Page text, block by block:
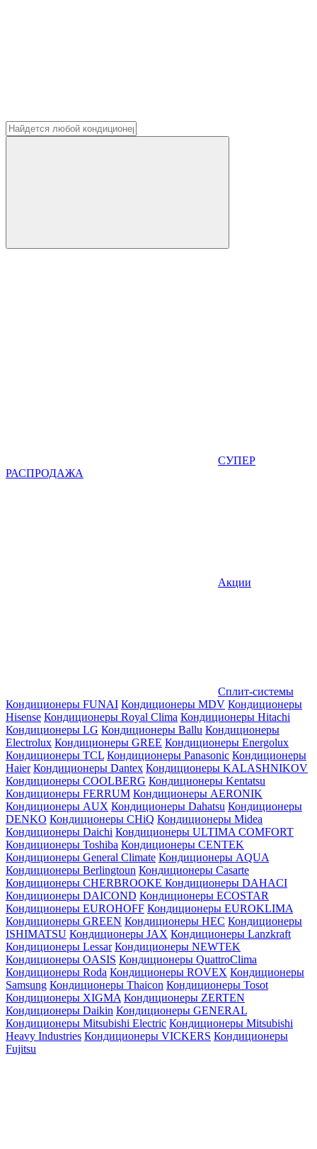
СУПЕР
РАСПРОДАЖА
Акции
Сплит-системы
Кондиционеры FUNAI Кондиционеры MDV Кондиционеры
Hisense Кондиционеры Royal Clima Кондиционеры Hitachi
Кондиционеры LG Кондиционеры Ballu Кондиционеры
Electrolux Кондиционеры GREE Кондиционеры Energolux
Кондиционеры TCL Кондиционеры Panasonic Кондиционеры
Haier Кондиционеры Dantex Кондиционеры KALASHNIKOV
Кондиционеры СOOLBERG Кондиционеры Kentatsu
Кондиционеры FERRUM Кондиционеры AERONIK
Кондиционеры AUX Кондиционеры Dahatsu Кондиционеры
DENKO Кондиционеры CHiQ Кондиционеры Midea
Кондиционеры Daichi Кондиционеры ULTIMA COMFORT
Кондиционеры Toshiba Кондиционеры CENTEK
Кондиционеры General Climate Кондиционеры AQUA
Кондиционеры Berlingtoun Кондиционеры Casarte
Кондиционеры CHERBROOKE Кондиционеры DAHACI
Кондиционеры DAICOND Кондиционеры ECOSTAR
Кондиционеры EUROHOFF Кондиционеры EUROKLIMA
Кондиционеры GREEN Кондиционеры HEC Кондиционеры
ISHIMATSU Кондиционеры JAX Кондиционеры Lanzkraft
Кондиционеры Lessar Кондиционеры NEWTEK
Кондиционеры OASIS Кондиционеры QuattroClima
Кондиционеры Roda Кондиционеры ROVEX Кондиционеры
Samsung Кондиционеры Thaicon Кондиционеры Tosot
Кондиционеры XIGMA Кондиционеры ZERTEN
Кондиционеры Daikin Кондиционеры GENERAL
Кондиционеры Mitsubishi Electric Кондиционеры Mitsubishi
Heavy Industries Кондиционеры VICKERS Кондиционеры
Fujitsu